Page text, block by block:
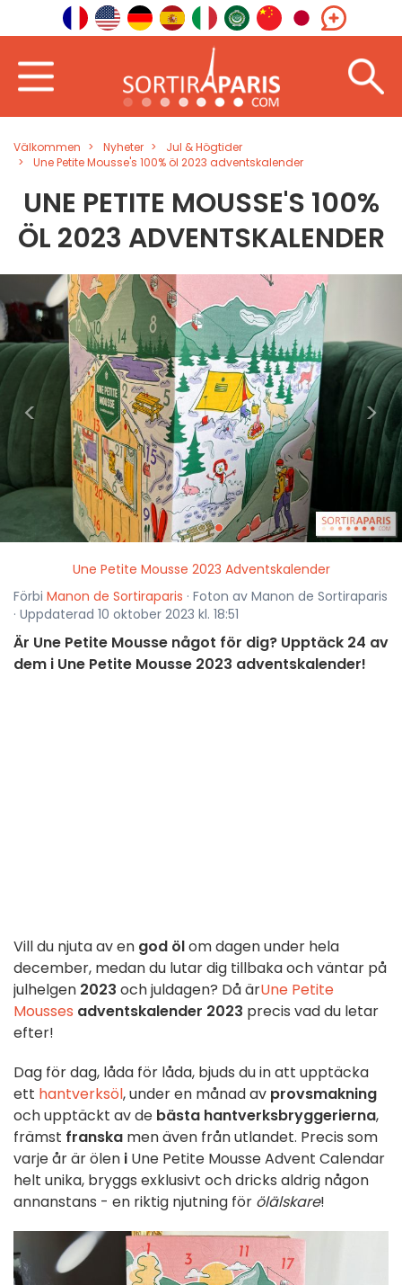
Välkommen Nyheter
Jul & Högtider
Une Petite Mousse's 100% öl 2023 adventskalender
UNE PETITE MOUSSE'S 100%
ÖL 2023 ADVENTSKALENDER
< >
Une Petite Mousse 2023 Adventskalender
Förbi Manon de Sortiraparis · Foton av Manon de Sortiraparis
· Uppdaterad 10 oktober 2023 kl. 18:51
Är Une Petite Mousse något för dig? Upptäck 24 av
dem i Une Petite Mousse 2023 adventskalender!
Vill du njuta av en god ölom dagen under hela
december, medan du lutar dig tillbaka och väntar på
julhelgen 2023 och juldagen? Då ärUne Petite
Mousses adventskalender 2023 precis vad du letar
efter!
Dag för dag, låda för låda, bjuds du in att upptäcka
ett hantverksöl, under en månad av provsmakning
och upptäckt av de bästa hantverksbryggerierna,
främst franska men även från utlandet. Precis som
varje år är ölen i Une Petite Mousse Advent Calendar
helt unika, bryggs exklusivt och dricks aldrig någon
annanstans - en riktig njutning för ölälskare!